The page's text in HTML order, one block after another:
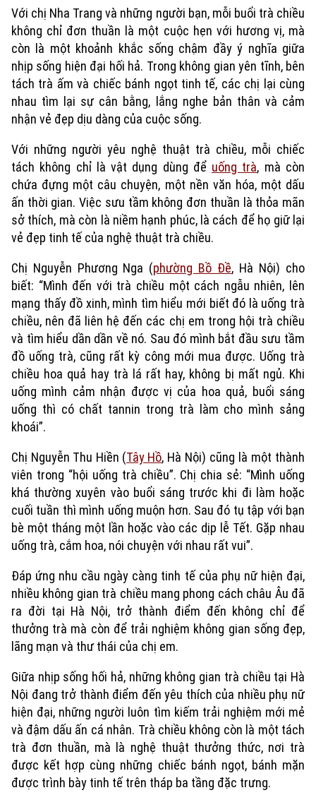
Với chị Nha Trang và những người bạn, mỗi buổi trà chiều
không chỉ đơn thuần là một cuộc hẹn với hương vị, mà
còn là một khoảnh khắc sống chậm đầy ý nghĩa giữa
nhịp sống hiện đại hối hả. Trong không gian yên tĩnh, bên
tách trà ấm và chiếc bánh ngọt tinh tế, các chị lại cùng
nhau tìm lại sự cân bằng, lắng nghe bản thân và cảm
nhận vẻ đẹp dịu dàng của cuộc sống.
Với những người yêu nghệ thuật trà chiều, mỗi chiếc
tách không chỉ là vật dụng dùng để uống trà, mà còn
chứa đựng một câu chuyện, một nền văn hóa, một dấu
ấn thời gian. Việc sưu tầm không đơn thuần là thỏa mãn
sở thích, mà còn là niềm hạnh phúc, là cách để họ giữ lại
vẻ đẹp tinh tế của nghệ thuật trà chiều.
Chị Nguyễn Phương Nga (phường Bồ Đề, Hà Nội) cho
biết: “Mình đến với trà chiều một cách ngẫu nhiên, lên
mạng thấy đồ xinh, mình tìm hiểu mới biết đó là uống trà
chiều, nên đã liên hệ đến các chị em trong hội trà chiều
và tìm hiểu dần dần về nó. Sau đó mình bắt đầu sưu tầm
đồ uống trà, cũng rất kỳ công mới mua được. Uống trà
chiều hoa quả hay trà lá rất hay, không bị mất ngủ. Khi
uống mình cảm nhận được vị của hoa quả, buổi sáng
uống thì có chất tannin trong trà làm cho mình sảng
khoái”.
Chị Nguyễn Thu Hiền (Tây Hồ, Hà Nội) cũng là một thành
viên trong “hội uống trà chiều”. Chị chia sẻ: “Mình uống
khá thường xuyên vào buổi sáng trước khi đi làm hoặc
cuối tuần thì mình uống muộn hơn. Sau đó tụ tập với bạn
bè một tháng một lần hoặc vào các dịp lễ Tết. Gặp nhau
uống trà, cắm hoa, nói chuyện với nhau rất vui”.
Đáp ứng nhu cầu ngày càng tinh tế của phụ nữ hiện đại,
nhiều không gian trà chiều mang phong cách châu Âu đã
ra đời tại Hà Nội, trở thành điểm đến không chỉ để
thưởng trà mà còn để trải nghiệm không gian sống đẹp,
lãng mạn và thư thái của chị em.
Giữa nhịp sống hối hả, những không gian trà chiều tại Hà
Nội đang trở thành điểm đến yêu thích của nhiều phụ nữ
hiện đại, những người luôn tìm kiếm trải nghiệm mới mẻ
và đậm dấu ấn cá nhân. Trà chiều không còn là một tách
trà đơn thuần, mà là nghệ thuật thưởng thức, nơi trà
được kết hợp cùng những chiếc bánh ngọt, bánh mặn
được trình bày tinh tế trên tháp ba tầng đặc trưng.